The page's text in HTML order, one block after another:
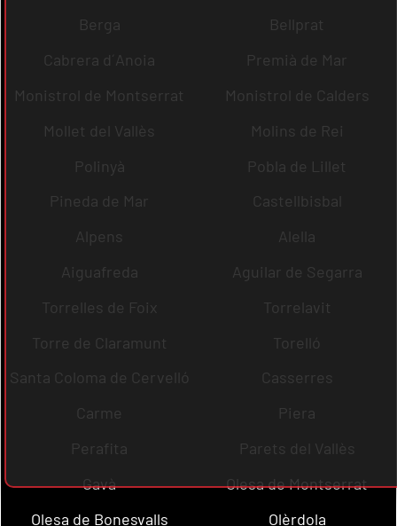
Berga
Bellprat
Cabrera d´Anoia
Premià de Mar
Monistrol de Montserrat
Monistrol de Calders
Mollet del Vallès
Molins de Rei
Polinyà
Pobla de Lillet
Pineda de Mar
Castellbisbal
Alpens
Alella
Aiguafreda
Aguilar de Segarra
Torrelles de Foix
Torrelavit
Torre de Claramunt
Torelló
Santa Coloma de Cervelló
Casserres
Carme
Piera
Perafita
Parets del Vallès
Gavà
Olesa de Montserrat
Olesa de Bonesvalls
Olèrdola